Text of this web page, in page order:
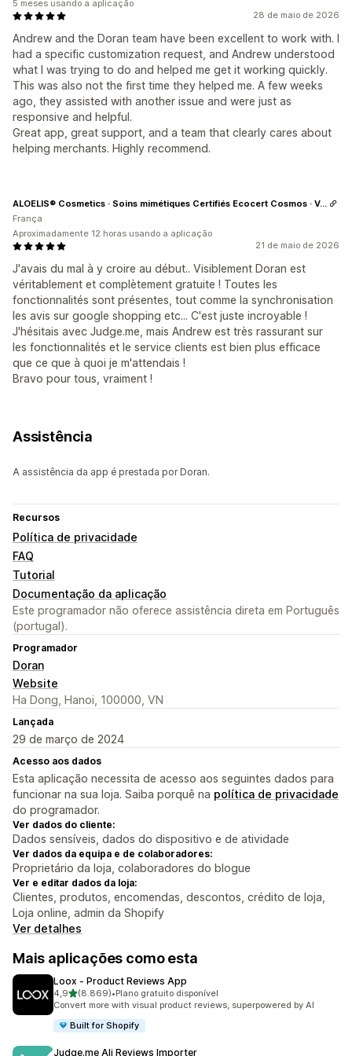
28 de maio de 2026
Andrew and the Doran team have been excellent to work with. I
had a specific customization request, and Andrew understood
what I was trying to do and helped me get it working quickly.
This was also not the first time they helped me. A few weeks
ago, they assisted with another issue and were just as
responsive and helpful.
Great app, great support, and a team that clearly cares about
helping merchants. Highly recommend.
5 meses usando a aplicação
21 de maio de 2026
J'avais du mal à y croire au début.. Visiblement Doran est
véritablement et complètement gratuite ! Toutes les
fonctionnalités sont présentes, tout comme la synchronisation
les avis sur google shopping etc... C'est juste incroyable !
J'hésitais avec Judge.me, mais Andrew est très rassurant sur
les fonctionnalités et le service clients est bien plus efficace
que ce que à quoi je m'attendais !
Bravo pour tous, vraiment !
ALOELIS® Cosmetics · Soins mimétiques Certifiés Ecocert Cosmos · Vegan
França
Aproximadamente 12 horas usando a aplicação
Assistência
A assistência da app é prestada por Doran.
Recursos
Política de privacidade
FAQ
Tutorial
Documentação da aplicação
Este programador não oferece assistência direta em Português
(portugal).
Programador
Doran
Website
Ha Dong, Hanoi, 100000, VN
Lançada
29 de março de 2024
Acesso aos dados
Esta aplicação necessita de acesso aos seguintes dados para
funcionar na sua loja. Saiba porquê na política de privacidade
do programador.
Ver dados do cliente:
Dados sensíveis, dados do dispositivo e de atividade
Ver dados da equipa e de colaboradores:
Proprietário da loja, colaboradores do blogue
Ver e editar dados da loja:
Clientes, produtos, encomendas, descontos, crédito de loja,
Loja online, admin da Shopify
Ver detalhes
Mais aplicações como esta
Loox ‑ Product Reviews App
4,9de 5 estrelas
(8.869)
8869 total de avaliações
•Plano gratuito disponível
Convert more with visual product reviews, superpowered by AI
Built for Shopify
Judge.me Ali Reviews Importer